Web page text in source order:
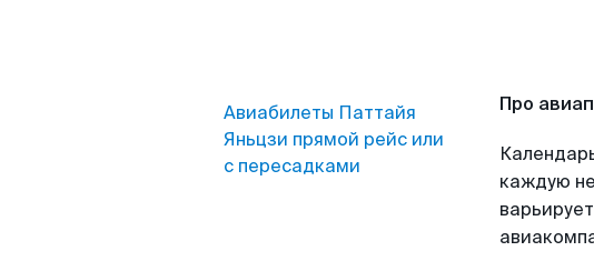
Авиабилеты Паттайя
Яньцзи прямой рейс или
с пересадками
Про
каждую